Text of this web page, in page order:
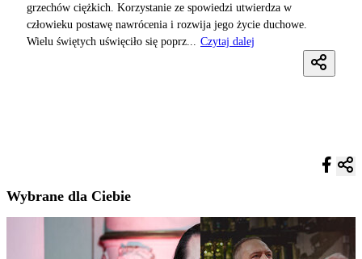
grzechów ciężkich. Korzystanie ze spowiedzi utwierdza w
człowieku postawę nawrócenia i rozwija jego życie duchowe.
Wielu świętych uświęciło się poprz...
Czytaj dalej
Wybrane dla Ciebie